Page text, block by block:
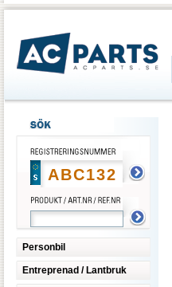
Personbil
Entreprenad / Lantbruk